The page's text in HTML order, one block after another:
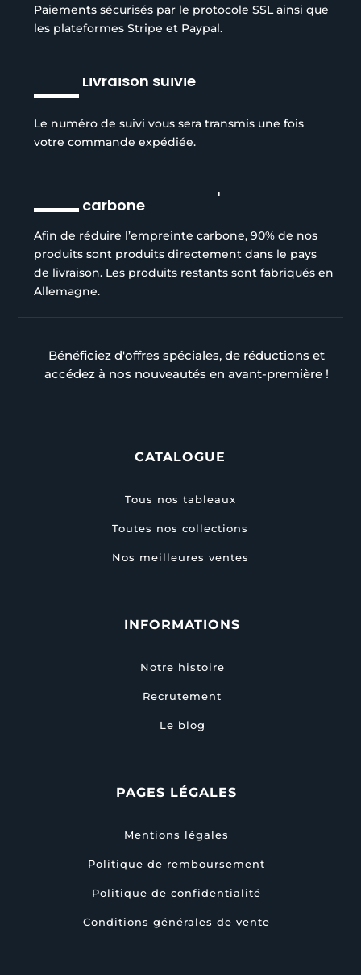
Paiements sécurisés par le protocole SSL ainsi que
les plateformes Stripe et Paypal.
Livraison suivie
Le numéro de suivi vous sera transmis une fois
votre commande expédiée.
carbone
Afin de réduire l’empreinte carbone, 90% de nos
produits sont produits directement dans le pays
de livraison. Les produits restants sont fabriqués en
Allemagne.
Bénéficiez d'offres spéciales, de réductions et
accédez à nos nouveautés en avant-première !
CATALOGUE
Tous nos tableaux
Toutes nos collections
Nos meilleures ventes
INFORMATIONS
Notre histoire
Recrutement
Le blog
PAGES LÉGALES
Mentions légales
Politique de remboursement
Politique de confidentialité
Conditions générales de vente